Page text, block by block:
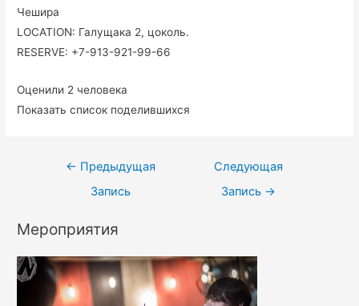
Чешира
LOCATION: Галущака 2, цоколь.
RESERVE: +7-913-921-99-66
Оценили 2 человека
Показать список поделившихся
← Предыдущая
Запись
Следующая
Запись →
Мероприятия